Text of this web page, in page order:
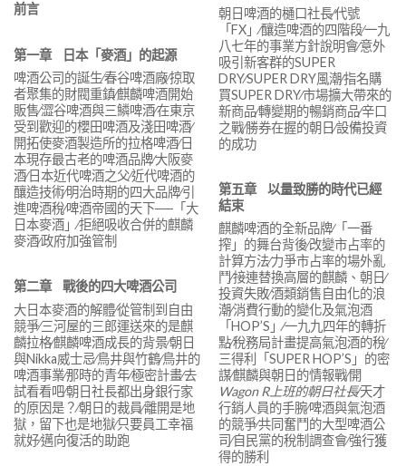
前言
第一章
日本「麥酒」的起源
啤酒公司的誕生∕春谷啤酒廠∕掠取
者聚集的財閥重鎮∕麒麟啤酒開始
販售∕澀谷啤酒與三鱗啤酒∕在東京
受到歡迎的櫻田啤酒及淺田啤酒∕
開拓使麥酒製造所的拉格啤酒∕日
本現存最古老的啤酒品牌∕大阪麥
酒∕日本近代啤酒之父∕近代啤酒的
釀造技術∕明治時期的四大品牌∕引
進啤酒稅∕啤酒帝國的天下──「大
日本麥酒」∕拒絕吸收合併的麒麟
麥酒∕政府加強管制
第二章 戰後的四大啤酒公司
大日本麥酒的解體∕從管制到自由
競爭∕三河屋的三郎運送來的是麒
麟拉格∕麒麟啤酒成長的背景∕朝日
與Nikka威士忌∕鳥井與竹鶴∕鳥井的
啤酒事業∕那時的青年∕極密計畫∕去
試看看吧∕朝日社長都出身銀行家
的原因是？∕朝日的裁員∕離開是地
獄，留下也是地獄∕只要員工幸福
就好∕邁向復活的助跑
朝日啤酒的樋口社長∕代號
「FX」∕釀造啤酒的四階段∕一九
八七年的事業方針說明會∕意外
吸引新客群的SUPER
DRY∕SUPER DRY風潮∕指名購
買SUPER DRY∕市場擴大帶來的
新商品∕轉變期的暢銷商品∕辛口
之戰∕勝券在握的朝日∕設備投資
的成功
第五章以量致勝的時代已經
結束
麒麟啤酒的全新品牌∕「一番
搾」的舞台背後∕改變市占率的
計算方法∕力爭市占率的場外亂
鬥∕接連替換高層的麒麟、朝日∕
投資失敗∕酒類銷售自由化的浪
潮∕消費行動的變化及氣泡酒
「HOP’S」∕一九九四年的轉折
點∕稅務局計畫提高氣泡酒的稅∕
三得利「SUPER HOP’S」的密
謀∕麒麟與朝日的情報戰∕開
Wagon R上班的朝日社長∕天才
行銷人員的手腕∕啤酒與氣泡酒
的競爭∕共同奮鬥的大型啤酒公
司∕自民黨的稅制調查會∕強行獲
得的勝利